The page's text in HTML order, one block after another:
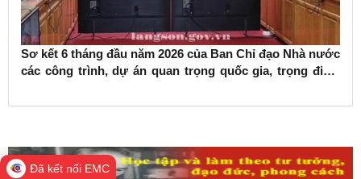
Sơ kết 6 tháng đầu năm 2026 của Ban Chỉ đạo Nhà nước
các công trình, dự án quan trọng quốc gia, trọng điểm
Đã kết nối EMC